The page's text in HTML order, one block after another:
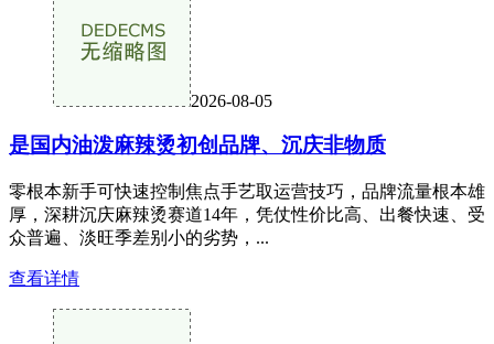
2026-08-05
是国内油泼麻辣烫初创品牌、沉庆非物质
零根本新手可快速控制焦点手艺取运营技巧，品牌流量根本雄
厚，深耕沉庆麻辣烫赛道14年，凭仗性价比高、出餐快速、受
众普遍、淡旺季差别小的劣势，...
查看详情